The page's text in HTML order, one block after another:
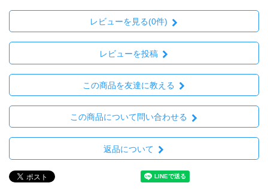
レビューを見る(0件)
レビューを投稿
この商品を友達に教える
この商品について問い合わせる
返品について